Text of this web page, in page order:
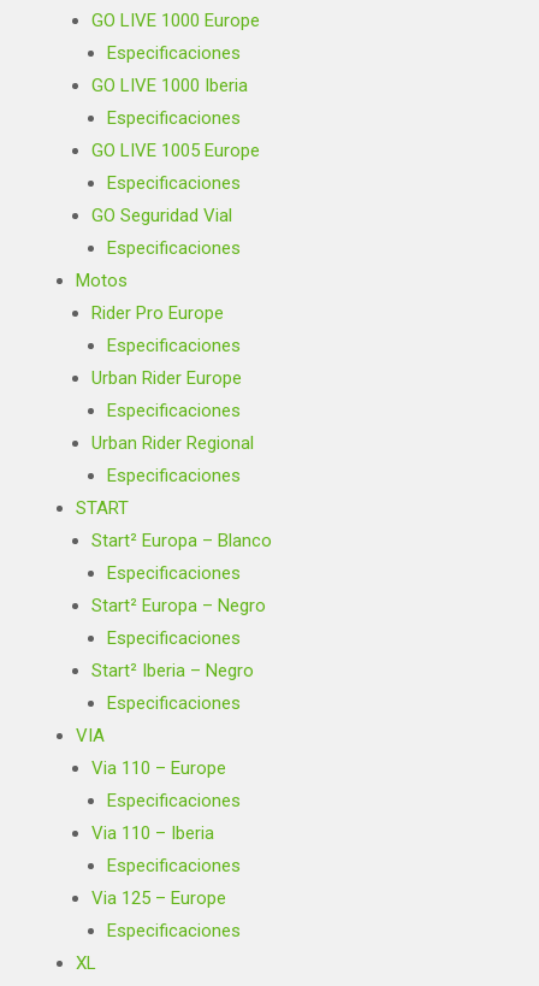
GO LIVE 1000 Europe
Especificaciones
GO LIVE 1000 Iberia
Especificaciones
GO LIVE 1005 Europe
Especificaciones
GO Seguridad Vial
Especificaciones
Motos
Rider Pro Europe
Especificaciones
Urban Rider Europe
Especificaciones
Urban Rider Regional
Especificaciones
START
Start² Europa – Blanco
Especificaciones
Start² Europa – Negro
Especificaciones
Start² Iberia – Negro
Especificaciones
VIA
Via 110 – Europe
Especificaciones
Via 110 – Iberia
Especificaciones
Via 125 – Europe
Especificaciones
XL